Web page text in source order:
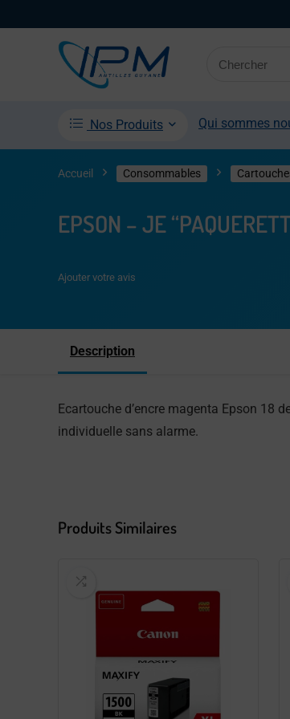
Nos Produits Qui sommes
Accueil Consommables
EPSON – JE
Ajouter votre avis
Description
Ecartouche d’encre magenta Epson 18
individuelle sans alarme.
Produits Similaires